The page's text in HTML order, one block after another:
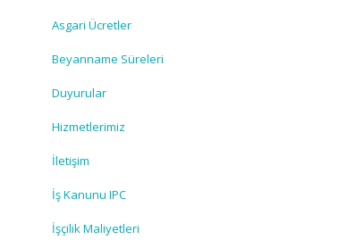
Asgari Ücretler
Beyanname Süreleri
Duyurular
Hizmetlerimiz
İletişim
İş Kanunu IPC
İşçilik Maliyetleri